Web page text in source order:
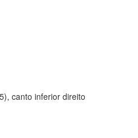
canto inferior direito